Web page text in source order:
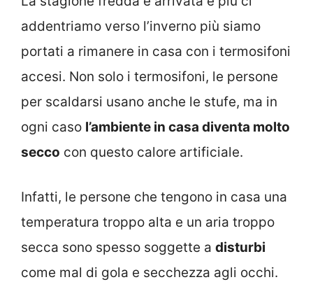
addentriamo verso l’inverno più siamo
portati a rimanere in casa con i termosifoni
accesi. Non solo i termosifoni, le persone
per scaldarsi usano anche le stufe, ma in
ogni caso l’ambiente in casa diventa molto
secco con questo calore artificiale.
Infatti, le persone che tengono in casa una
temperatura troppo alta e un aria troppo
secca sono spesso soggette a disturbi
come mal di gola e secchezza agli occhi.